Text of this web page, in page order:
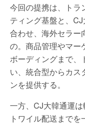
今回の提携は、トラ
ティング基盤と、
合わせ、海外セラー
の。商品管理やマー
ボーディングまで、
い、統合型からカス
ンを提供する。
一方、CJ大韓通運
トワイル配送まで